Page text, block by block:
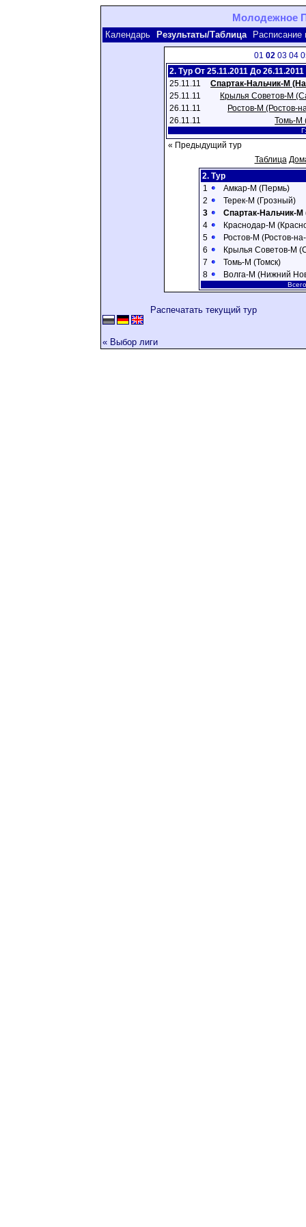
Молодежное
Календарь Результаты/Таблица Расписание
01 02 03 04
2. Тур От 25.11.2011 До 26.11.2011
25.11.11
Спартак-Нальчик-М
25.11.11
Крылья Советов-М
26.11.11
Ростов-М (Ростов-
26.11.11
Томь-М
« Предыдущий тур
Таблица
2. Тур
1
Амкар-М (Пермь)
2
Терек-М (Грозный)
3
Спартак-Нальчик-М
4
Краснодар-М
5
Ростов-М (Ростов-
6
Крылья Советов-М
7
Томь-М (Томск)
8
Волга-М (Нижний
Распечатать текущий тур
« Выбор лиги